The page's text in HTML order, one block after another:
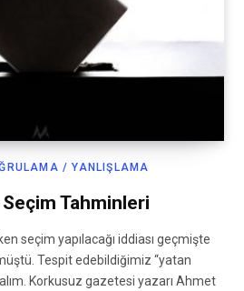
/ YANLIŞLAMA
Tahminleri
seçim yapılacağı iddiası geçmişte
Tespit edebildiğimiz “yatan
Korkusuz gazetesi yazarı Ahmet